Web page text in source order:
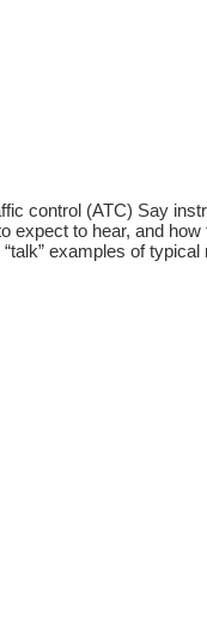
control (ATC) Say
to hear, and
examples of